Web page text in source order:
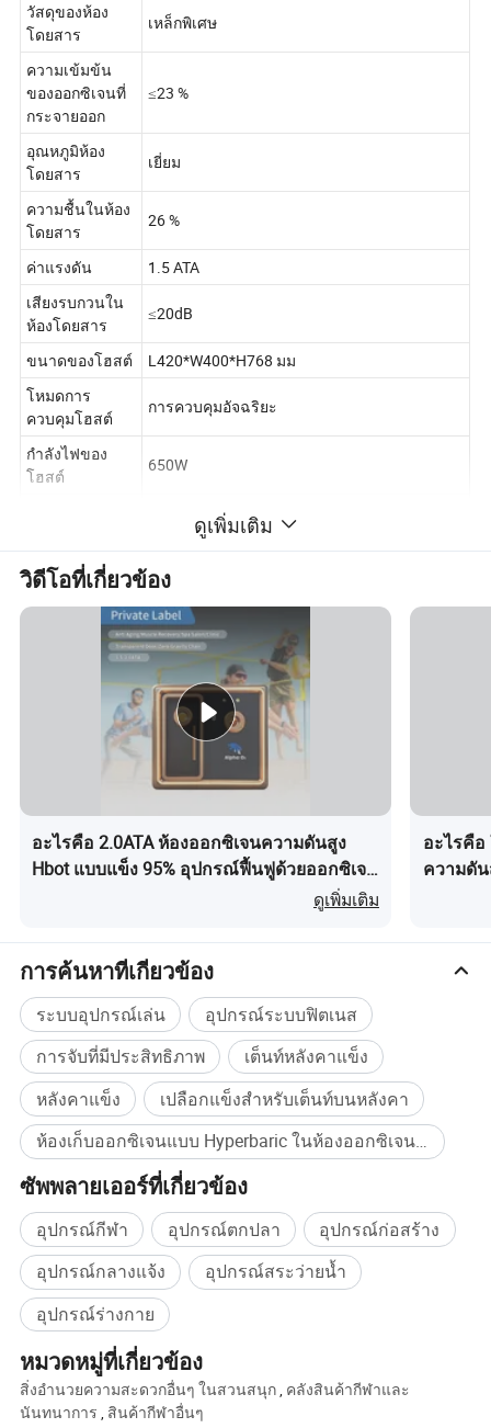
วัสดุของห้อง
โดยสาร
เหล็กพิเศษ
ความเข้มข้น
ของออกซิเจนที่
กระจายออก
≤23 %
อุณหภูมิห้อง
โดยสาร
เยี่ยม
ความชื้นในห้อง
โดยสาร
26 %
ค่าแรงดัน
1.5 ATA
เสียงรบกวนใน
ห้องโดยสาร
≤20dB
ขนาดของโฮสต์
L420*W400*H768 มม
โหมดการ
ควบคุมโฮสต์
การควบคุมอัจฉริยะ
กำลังไฟของ
โฮสต์
650W
100kPa-120kpa
เสียงรบกวนจาก
การทำงาน
≤60dB(A)
ความเข้มข้น
≥90 %
คำอธิบายผลิตภัณฑ์
ช่องเก็บออกซิเจนแบบคริแบริบานิกอัจฉริยะ
ช่องออกซิเจน Hypercaric เป็นอุปกรณ์ทางการแพทย์เฉพาะทาง
สำหรับการบำบัดด้วยออกซิเจนแบบไฮเปอร์บาร์เรล โดยจะแบ่งออก
เป็นสองประเภทตามค่ากลางของแรงดัน : ห้องที่มีแรงดันอากาศและ
ห้องที่มีแรงดันออกซิเจนบริสุทธิ์ ขอบเขตการใช้งานของห้องออกซิ
เจนแบบไฮเปอร์บาร์นิกนั้นกว้างมากซึ่งส่วนใหญ่จะใช้ทางคลินิกใน
สมองสมองสมองสมองสมองสมองขาดเลือด การบาดเจ็บทางสมอง
ชนิดสมองเส้นเลือด , โรคหลอดเลือดสมองฯลฯ
รายชื่อผลิตภัณฑ์ของเรา :
ห้องออกซิเจนสำหรับการอัดอากาศสำหรับผู้ประกอบวิชาชีพและผู้
ประกอบวิชาชีพทางการแพทย์ห้องเก็บออกซิเจนสำหรับผู้ประกอบ
วิชาชีพและผู้ใหญ่ระบบการทำงานระบบการทำงานระบบการทำงาน
ระบบการทำงานระบบการทำงานระบบการทำงานระบบการทำงาน
ของออกซิเจนสำหรับทารก
ดูเพิ่มเติม
วิดีโอที่เกี่ยวข้อง
อะไรคือ 2.0ATA ห้องออกซิเจนความดันสูง
Hbot แบบแข็ง 95% อุปกรณ์ฟื้นฟูด้วยออกซิเจน
ดูเพิ่มเติม
อะไรคือ
ความดั
การค้นหาที่เกี่ยวข้อง
ระบบอุปกรณ์เล่น
อุปกรณ์ระบบฟิตเนส
การจับที่มีประสิทธิภาพ
เต็นท์หลังคาแข็ง
หลังคาแข็ง
เปลือกแข็งสำหรับเต็นท์บนหลังคา
ห้องเก็บออกซิเจนแบบ Hyperbaric ในห้องออกซิเจนห้องเก็บออกซิเจนห้อง Hyparic Chamber ห้องเก็บของ Shell ที่แข็งตลอดจนออกซิเจนแบบ SMART อ็อกซิเจนอ็อกซิเจนและออกซิเจน Hyperbaric พ็อดอุปกรณ์ทางการแพทย์ Nestent Hypercic Oxygen Pod ระบบออกซิเจน Hypercaric ประสิทธิภาพสูง ซื้อจำนวนมาก
ซัพพลายเออร์ที่เกี่ยวข้อง
อุปกรณ์กีฬา อุปกรณ์ตกปลา
อุปกรณ์ก่อสร้าง
อุปกรณ์กลางแจ้ง
อุปกรณ์สระว่ายน้ำ
อุปกรณ์ร่างกาย
หมวดหมู่ที่เกี่ยวข้อง
สิ่งอำนวยความสะดวกอื่นๆ ในสวนสนุก, คลังสินค้ากีฬาและ
นันทนาการ , สินค้ากีฬาอื่นๆ